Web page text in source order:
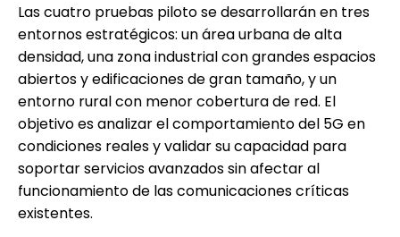
Las cuatro pruebas piloto se desarrollarán en tres
entornos estratégicos: un área urbana de alta
densidad, una zona industrial con grandes espacios
abiertos y edificaciones de gran tamaño, y un
entorno rural con menor cobertura de red. El
objetivo es analizar el comportamiento del 5G en
condiciones reales y validar su capacidad para
soportar servicios avanzados sin afectar al
funcionamiento de las comunicaciones críticas
existentes.